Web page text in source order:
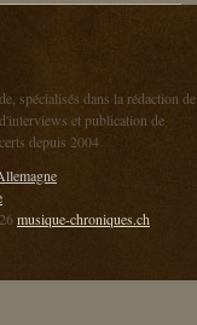
spécialisés dans la rédaction de
et publication de
depuis 2004
musique-chroniques.ch